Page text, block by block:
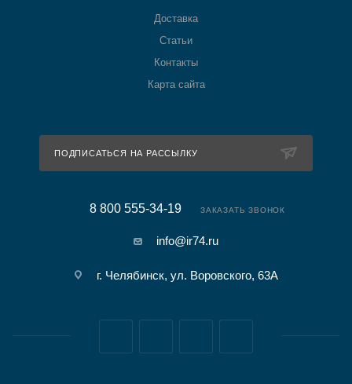
Доставка
Статьи
Контакты
Карта сайта
ПОДПИСАТЬСЯ НА РАССЫЛКУ
8 800 555-34-19 ЗАКАЗАТЬ ЗВОНОК
info@ir74.ru
г. Челябинск, ул. Воровского, 63А